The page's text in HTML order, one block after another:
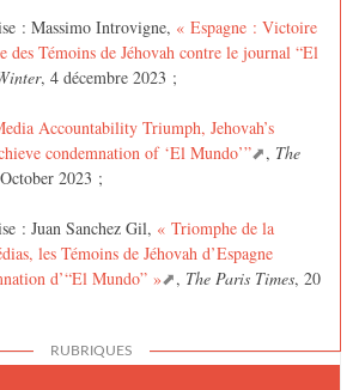
: Massimo Introvigne, « Espagne : Victoire
des Témoins de Jéhovah contre le journal “El
, 4 décembre 2023 ;
Accountability Triumph, Jehovah’s
condemnation of ‘El Mundo’”
, The
2023 ;
: Juan Sanchez Gil, « Triomphe de la
les Témoins de Jéhovah d’Espagne
d’“El Mundo” »
, The Paris Times, 20
RUBRIQUES